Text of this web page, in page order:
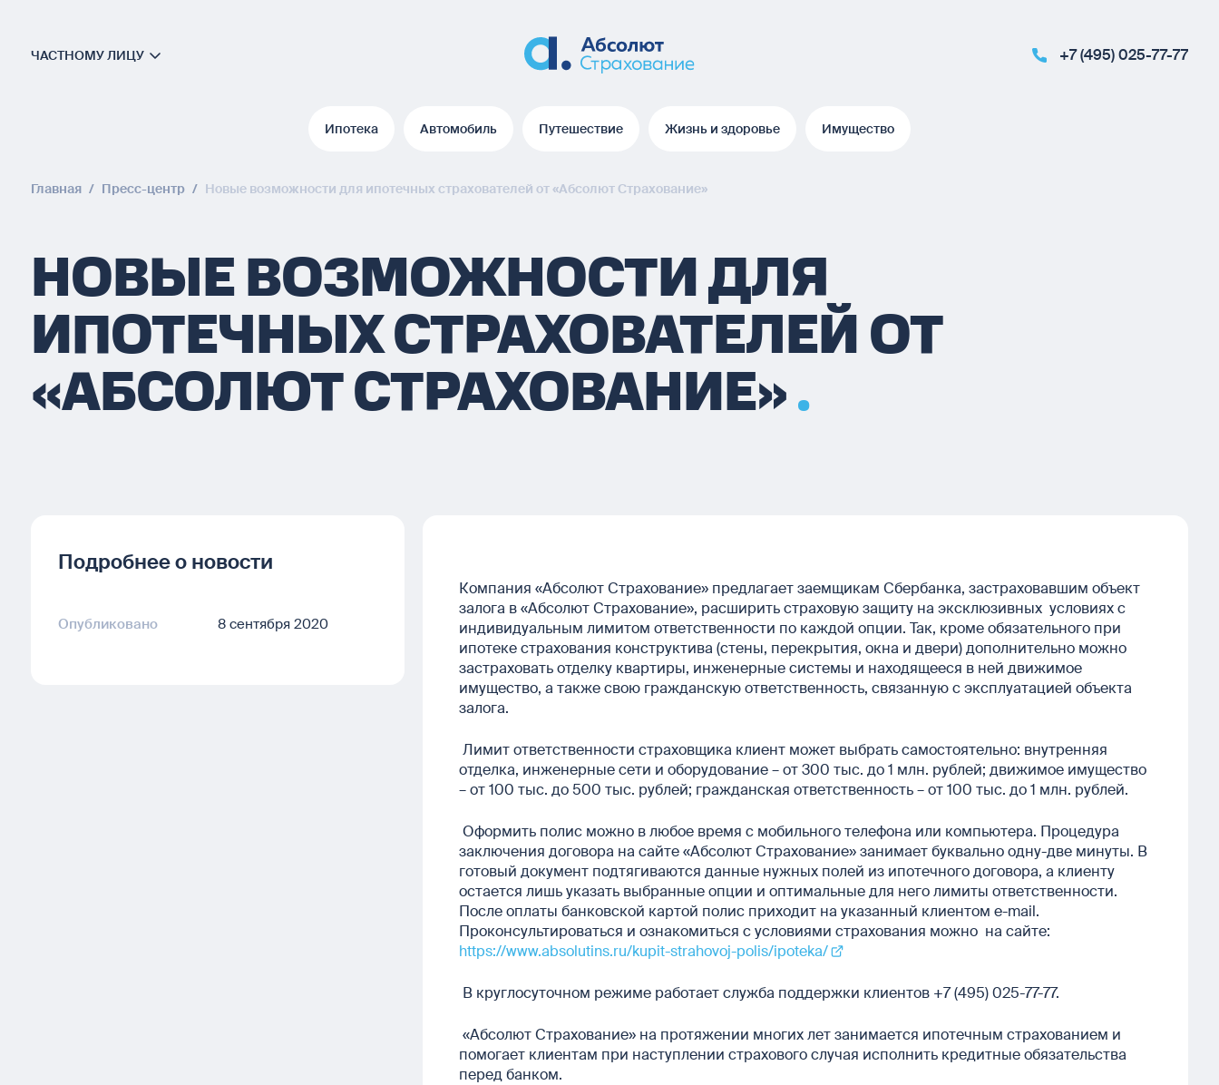
ЧАСТНОМУ ЛИЦУ +7 (495) 025-77-77
Ипотека Автомобиль Путешествие Жизнь и здоровье Имущество
Главная / Пресс-центр / Новые возможности для ипотечных страхователей от «Абсолют Страхование»
НОВЫЕ ВОЗМОЖНОСТИ ДЛЯ
ИПОТЕЧНЫХ СТРАХОВАТЕЛЕЙ ОТ
«АБСОЛЮТ СТРАХОВАНИЕ»
Подробнее о новости
Опубликовано 8 сентября 2020
Компания «Абсолют Страхование» предлагает заемщикам Сбербанка, застраховавшим объект
залога в «Абсолют Страхование», расширить страховую защиту на эксклюзивных условиях с
индивидуальным лимитом ответственности по каждой опции. Так, кроме обязательного при
ипотеке страхования конструктива (стены, перекрытия, окна и двери) дополнительно можно
застраховать отделку квартиры, инженерные системы и находящееся в ней движимое
имущество, а также свою гражданскую ответственность, связанную с эксплуатацией объекта
залога.
Лимит ответственности страховщика клиент может выбрать самостоятельно: внутренняя
отделка, инженерные сети и оборудование – от 300 тыс. до 1 млн. рублей; движимое имущество
– от 100 тыс. до 500 тыс. рублей; гражданская ответственность – от 100 тыс. до 1 млн. рублей.
Оформить полис можно в любое время с мобильного телефона или компьютера. Процедура
заключения договора на сайте «Абсолют Страхование» занимает буквально одну-две минуты. В
готовый документ подтягиваются данные нужных полей из ипотечного договора, а клиенту
остается лишь указать выбранные опции и оптимальные для него лимиты ответственности.
После оплаты банковской картой полис приходит на указанный клиентом e-mail.
Проконсультироваться и ознакомиться с условиями страхования можно на сайте:
https://www.absolutins.ru/kupit-strahovoj-polis/ipoteka/
В круглосуточном режиме работает служба поддержки клиентов +7 (495) 025-77-77.
«Абсолют Страхование» на протяжении многих лет занимается ипотечным страхованием и
помогает клиентам при наступлении страхового случая исполнить кредитные обязательства
перед банком.